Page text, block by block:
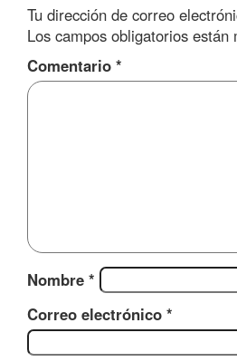
Tu dirección de correo
Los campos obligatorios están
Comentario *
Nombre *
Correo electrónico *